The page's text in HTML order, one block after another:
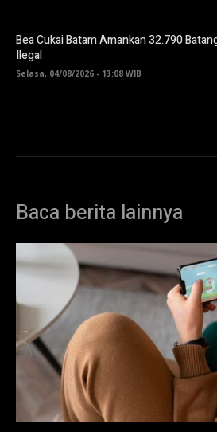
Bea Cukai Batam Amankan 32.790
Ilegal
Selasa, 04/08/2026 - 13:08 WIB
Baca berita lainnya